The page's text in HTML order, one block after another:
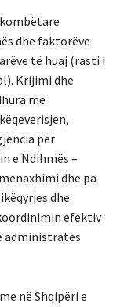
dhe faktorëve
të huaj (rasti i
Krijimi dhe
me
për
e Ndihmës –
dhe pa
dhe
efektiv
administratës
në Shqipëri e